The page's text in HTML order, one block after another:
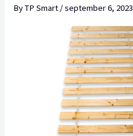
ByTP Smart /september 6, 2023